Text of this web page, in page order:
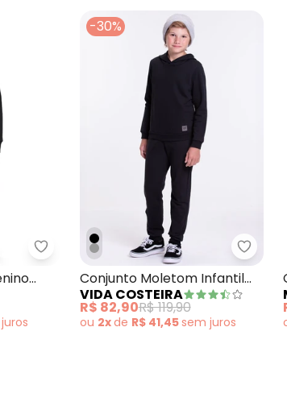
em Suedine Preto
Colorittá - Conjunto Infantil Menino
juros
-30%
Vida
Conjunto Moletom Infantil
com Capuz Menino Preto
VIDA COSTEIRA
R$ 82,90R$ 119,90
ou 2xde R$ 41,45sem juros